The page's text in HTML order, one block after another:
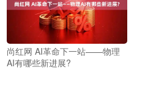
尚红网 AI革命下一站——物理
AI有哪些新进展?